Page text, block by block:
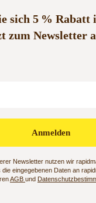
sich 5 % Rabatt
zum Newsletter
Anmelden
Newsletter nutzen wir
eingegebenen Daten an
AGB und